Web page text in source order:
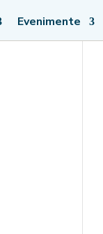
Evenimente